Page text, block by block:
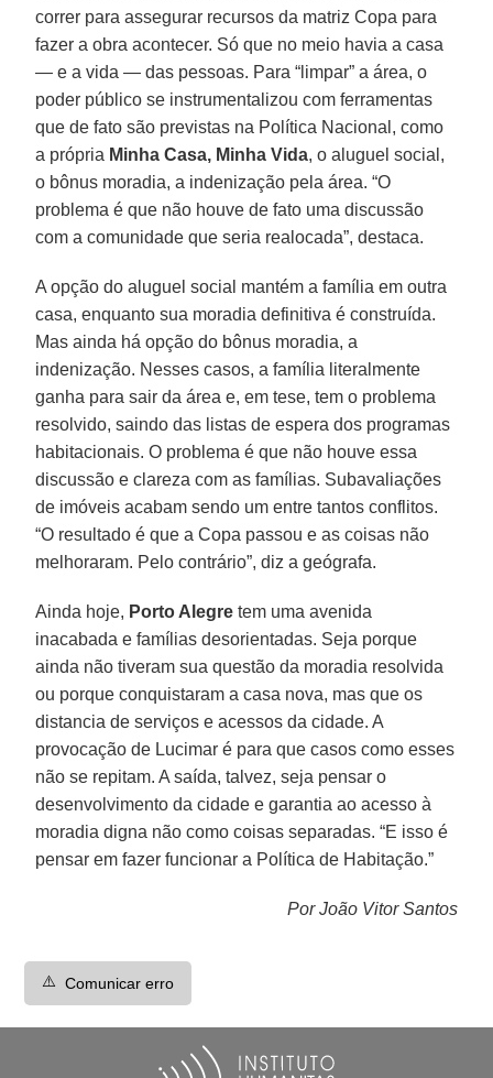
correr para assegurar recursos da matriz Copa para
fazer a obra acontecer. Só que no meio havia a casa
— e a vida — das pessoas. Para “limpar” a área, o
poder público se instrumentalizou com ferramentas
que de fato são previstas na Política Nacional, como
a própria Minha Casa, Minha Vida, o aluguel social,
o bônus moradia, a indenização pela área. “O
problema é que não houve de fato uma discussão
com a comunidade que seria realocada”, destaca.
A opção do aluguel social mantém a família em outra
casa, enquanto sua moradia definitiva é construída.
Mas ainda há opção do bônus moradia, a
indenização. Nesses casos, a família literalmente
ganha para sair da área e, em tese, tem o problema
resolvido, saindo das listas de espera dos programas
habitacionais. O problema é que não houve essa
discussão e clareza com as famílias. Subavaliações
de imóveis acabam sendo um entre tantos conflitos.
“O resultado é que a Copa passou e as coisas não
melhoraram. Pelo contrário”, diz a geógrafa.
Ainda hoje, Porto Alegre tem uma avenida
inacabada e famílias desorientadas. Seja porque
ainda não tiveram sua questão da moradia resolvida
ou porque conquistaram a casa nova, mas que os
distancia de serviços e acessos da cidade. A
provocação de Lucimar é para que casos como esses
não se repitam. A saída, talvez, seja pensar o
desenvolvimento da cidade e garantia ao acesso à
moradia digna não como coisas separadas. “E isso é
pensar em fazer funcionar a Política de Habitação.”
Por João Vitor Santos
⚠️ Comunicar erro